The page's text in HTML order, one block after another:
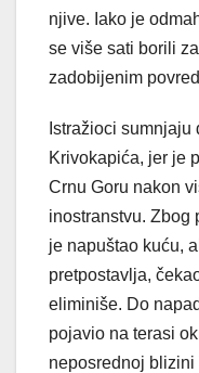
njive. Iako je
se više sati borili
zadobijenim
Istražioci
Krivokapića, jer je
Crnu Goru nakon
inostranstvu. Zbog
je napuštao kuću,
pretpostavlja,
eliminiše. Do
pojavio na terasi
neposrednoj blizini